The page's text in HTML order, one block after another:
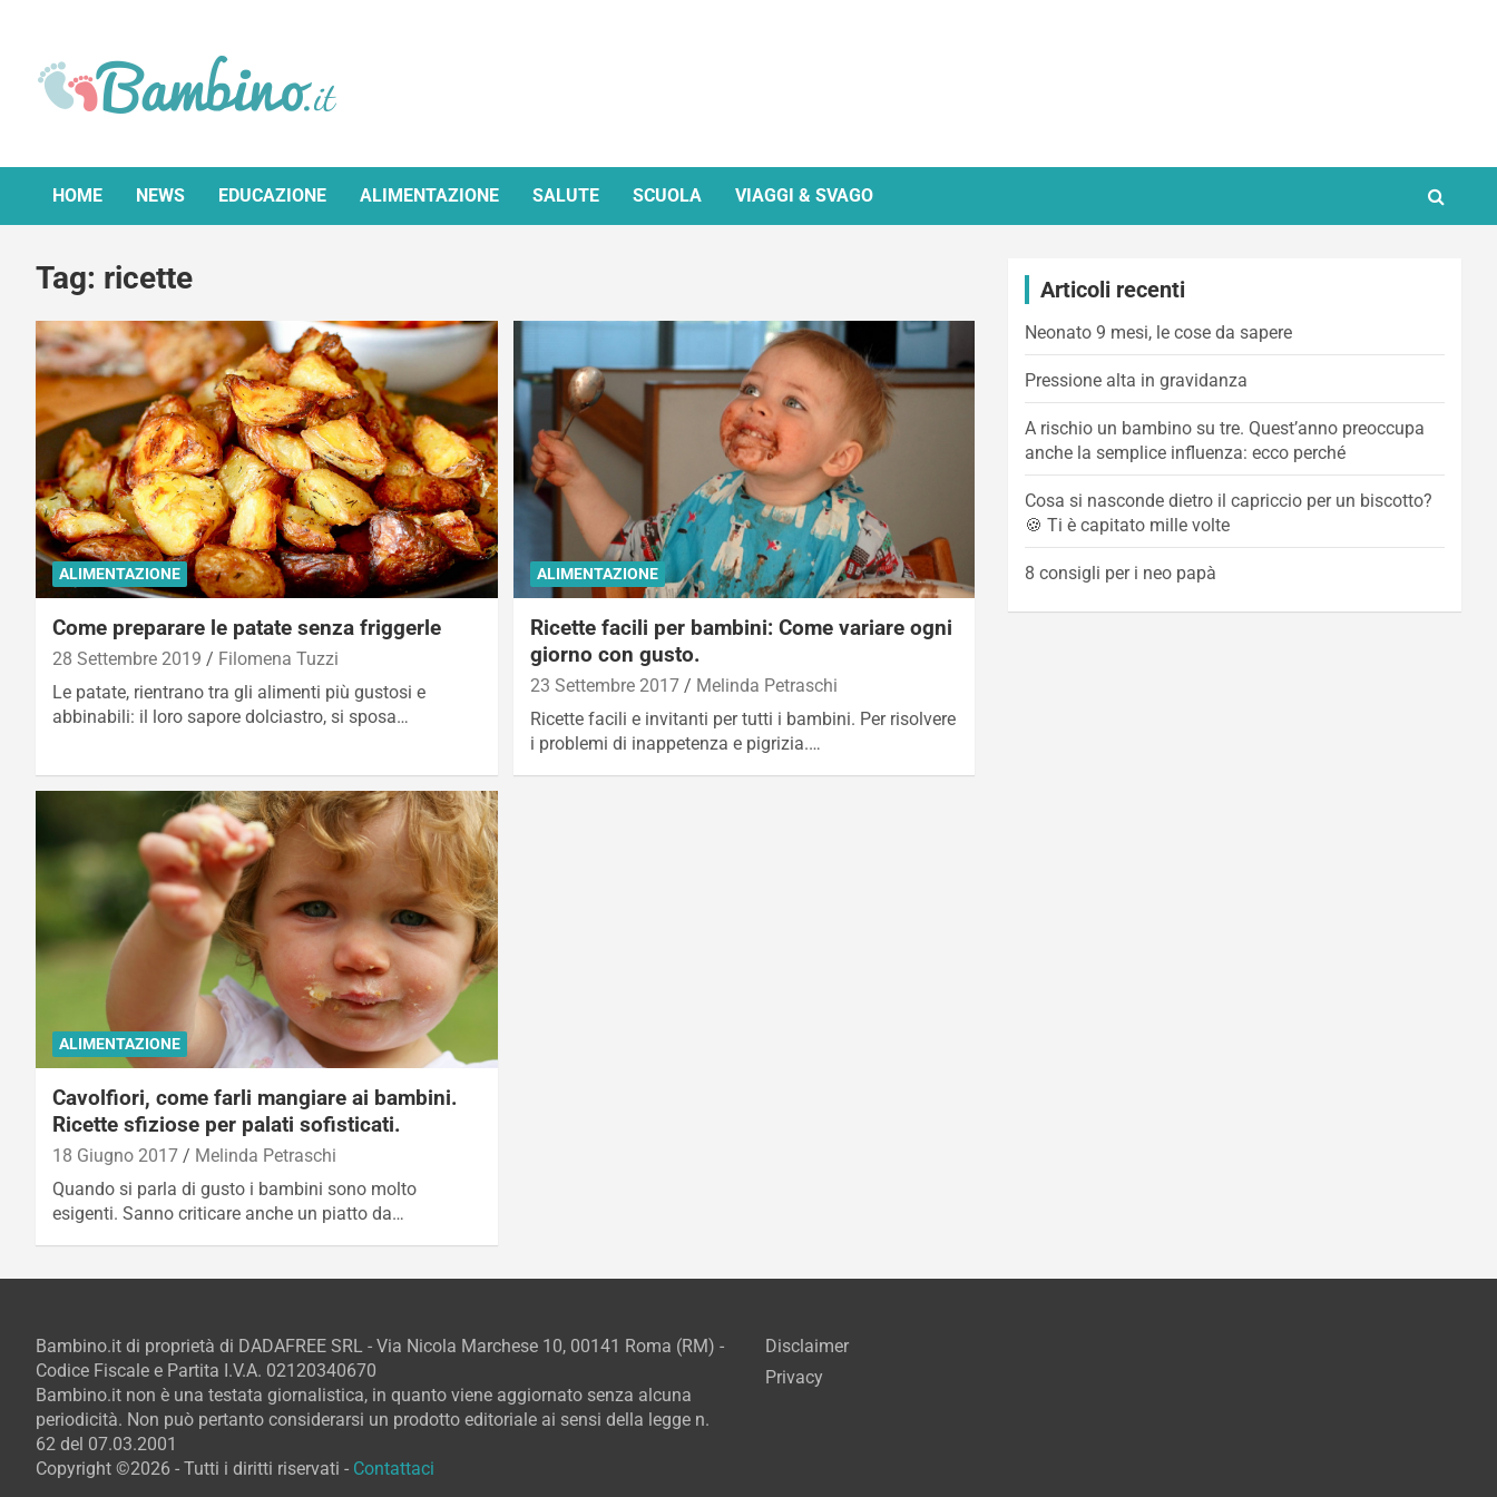
content
Bambino.it
HOME NEWS EDUCAZIONE ALIMENTAZIONE SALUTE SCUOLA VIAGGI & SVAGO
Tag: ricette
ALIMENTAZIONE
Come preparare le patate senza friggerle
28 Settembre 2019
Filomena Tuzzi
Le patate, rientrano tra gli alimenti più gustosi e
abbinabili: il loro sapore dolciastro, si sposa…
ALIMENTAZIONE
Ricette facili per bambini: Come variare ogni
giorno con gusto.
23 Settembre 2017
Melinda Petraschi
Ricette facili e invitanti per tutti i bambini. Per risolvere
i problemi di inappetenza e pigrizia.…
ALIMENTAZIONE
Cavolfiori, come farli mangiare ai bambini.
Ricette sfiziose per palati sofisticati.
18 Giugno 2017
Melinda Petraschi
Quando si parla di gusto i bambini sono molto
esigenti. Sanno criticare anche un piatto da…
Articoli recenti
Neonato 9 mesi, le cose da sapere
Pressione alta in gravidanza
A rischio un bambino su tre. Quest’anno preoccupa
anche la semplice influenza: ecco perché
Cosa si nasconde dietro il capriccio per un biscotto?
🍪 Ti è capitato mille volte
8 consigli per i neo papà
Bambino.it di proprietà di DADAFREE SRL - Via Nicola Marchese 10, 00141 Roma (RM) -
Codice Fiscale e Partita I.V.A. 02120340670
Bambino.it non è una testata giornalistica, in quanto viene aggiornato senza alcuna
periodicità. Non può pertanto considerarsi un prodotto editoriale ai sensi della legge n.
62 del 07.03.2001
Copyright ©2026 - Tutti i diritti riservati - Contattaci
Disclaimer
Privacy